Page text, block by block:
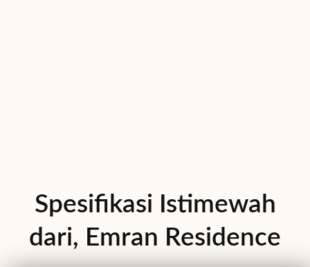
Spesifikasi Istimewah
dari, Emran Residence